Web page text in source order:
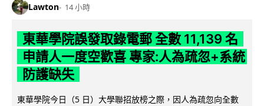
Lawton 14 小時
東華學院誤發取錄電郵 全數 11,139 名
申請人一度空歡喜 專家:人為疏忽+系統
防護缺失
東華學院今日（5 日）大學聯招放榜之際，因人為疏忽向全數